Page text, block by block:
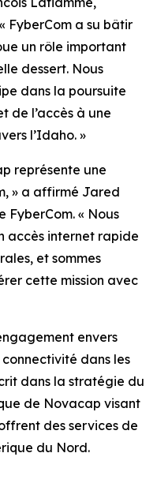
FyberCom a su bâtir
un rôle important
dessert. Nous
dans la poursuite
de l’accès à une
l’Idaho. »
représente une
» a affirmé Jared
« Nous
accès internet rapide
et sommes
cette mission avec
envers
connectivité dans les
dans la stratégie du
de Novacap visant
des services de
du Nord.